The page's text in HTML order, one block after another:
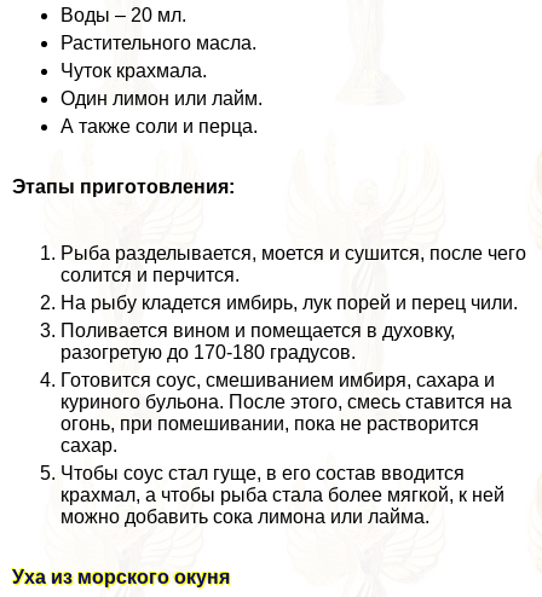
Воды – 20 мл.
Растительного масла.
Чуток крахмала.
Один лимон или лайм.
А также соли и перца.
Этапы приготовления:
Рыба разделывается, моется и сушится, после чего
солится и перчится.
На рыбу кладется имбирь, лук порей и перец чили.
Поливается вином и помещается в духовку,
разогретую до 170-180 градусов.
Готовится соус, смешиванием имбиря, сахара и
куриного бульона. После этого, смесь ставится на
огонь, при помешивании, пока не растворится
сахар.
Чтобы соус стал гуще, в его состав вводится
крахмал, а чтобы рыба стала более мягкой, к ней
можно добавить сока лимона или лайма.
Уха из морского окуня